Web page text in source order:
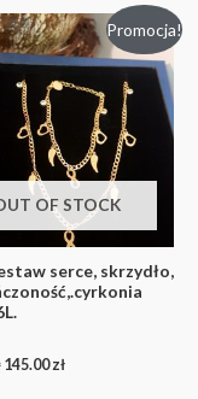
Promocja!
OF STOCK
serce, skrzydło,
145.00zł